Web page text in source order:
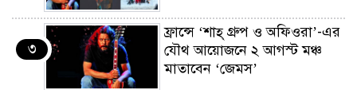
৩
ফ্রান্সে ‘শাহ্ গ্রুপ ও অফিওরা’-এর
যৌথ আয়োজনে ২ আগস্ট মঞ্চ
মাতাবেন ‘জেমস’